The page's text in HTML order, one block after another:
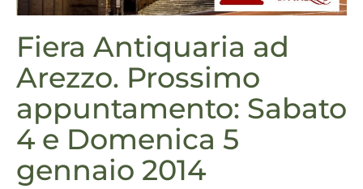
Fiera Antiquaria ad
Arezzo. Prossimo
appuntamento: Sabato
4 e Domenica 5
gennaio 2014